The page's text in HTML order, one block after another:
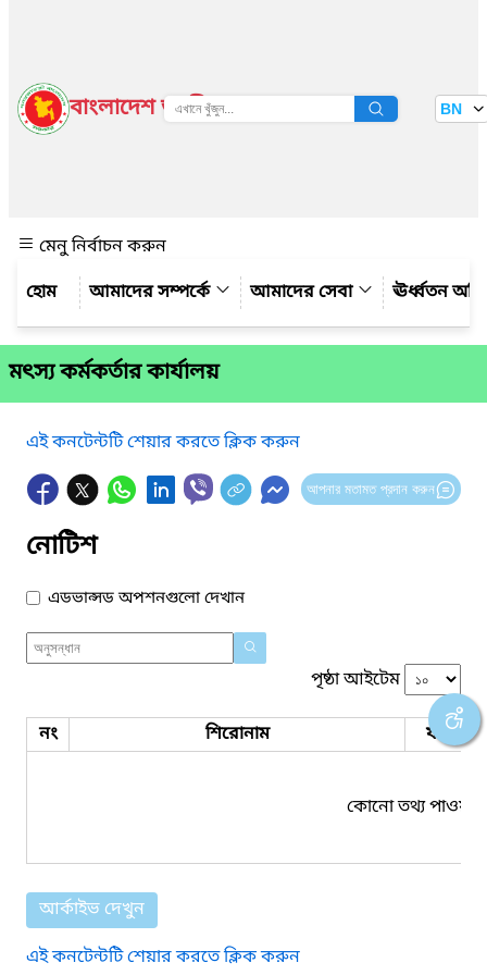
বাংলাদেশ জাতীয় তথ্য বাতায়ন BN
মেনু নির্বাচন করুন
আমাদের সম্পর্কে
আমাদের সেবা ঊর্ধ্বতন
মৎস্য কর্মকর্তার কার্যালয়
এই কনটেন্টটি শেয়ার করতে ক্লিক করুন
আপনার মতামত প্রদান করুন
নোটিশ
এডভান্সড অপশনগুলো দেখান
পৃষ্ঠা আইটেম
নং শিরোনাম ফাইল
কোনো তথ্য পাওয়া
আর্কাইভ দেখুন
এই কনটেন্টটি শেয়ার করতে ক্লিক করুন